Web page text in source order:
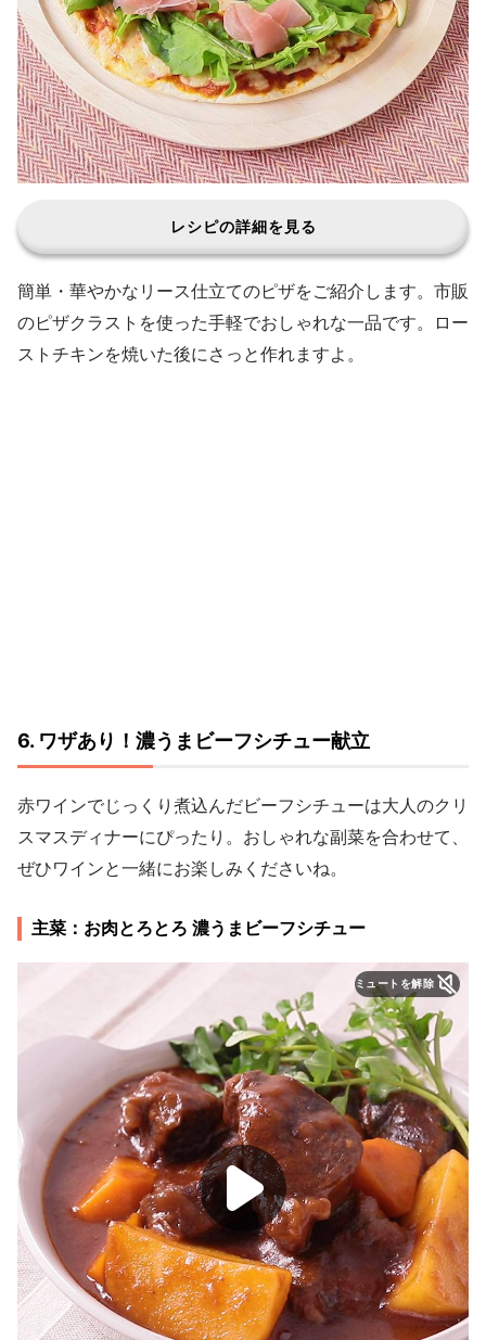
レシピの詳細を見る
簡単・華やかなリース仕立てのピザをご紹介します。市販
のピザクラストを使った手軽でおしゃれな一品です。ロー
ストチキンを焼いた後にさっと作れますよ。
6. ワザあり！濃うまビーフシチュー献立
赤ワインでじっくり煮込んだビーフシチューは大人のクリ
スマスディナーにぴったり。おしゃれな副菜を合わせて、
ぜひワインと一緒にお楽しみくださいね。
主菜：お肉とろとろ 濃うまビーフシチュー
ミュートを解除